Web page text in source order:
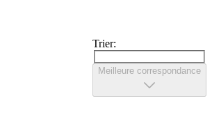
Trier:
Meilleure correspondance